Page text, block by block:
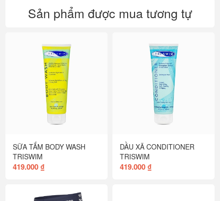
Sản phẩm được mua tương tự
SỮA TẮM BODY WASH
TRISWIM
419.000 ₫
DẦU XÃ CONDITIONER
TRISWIM
419.000 ₫